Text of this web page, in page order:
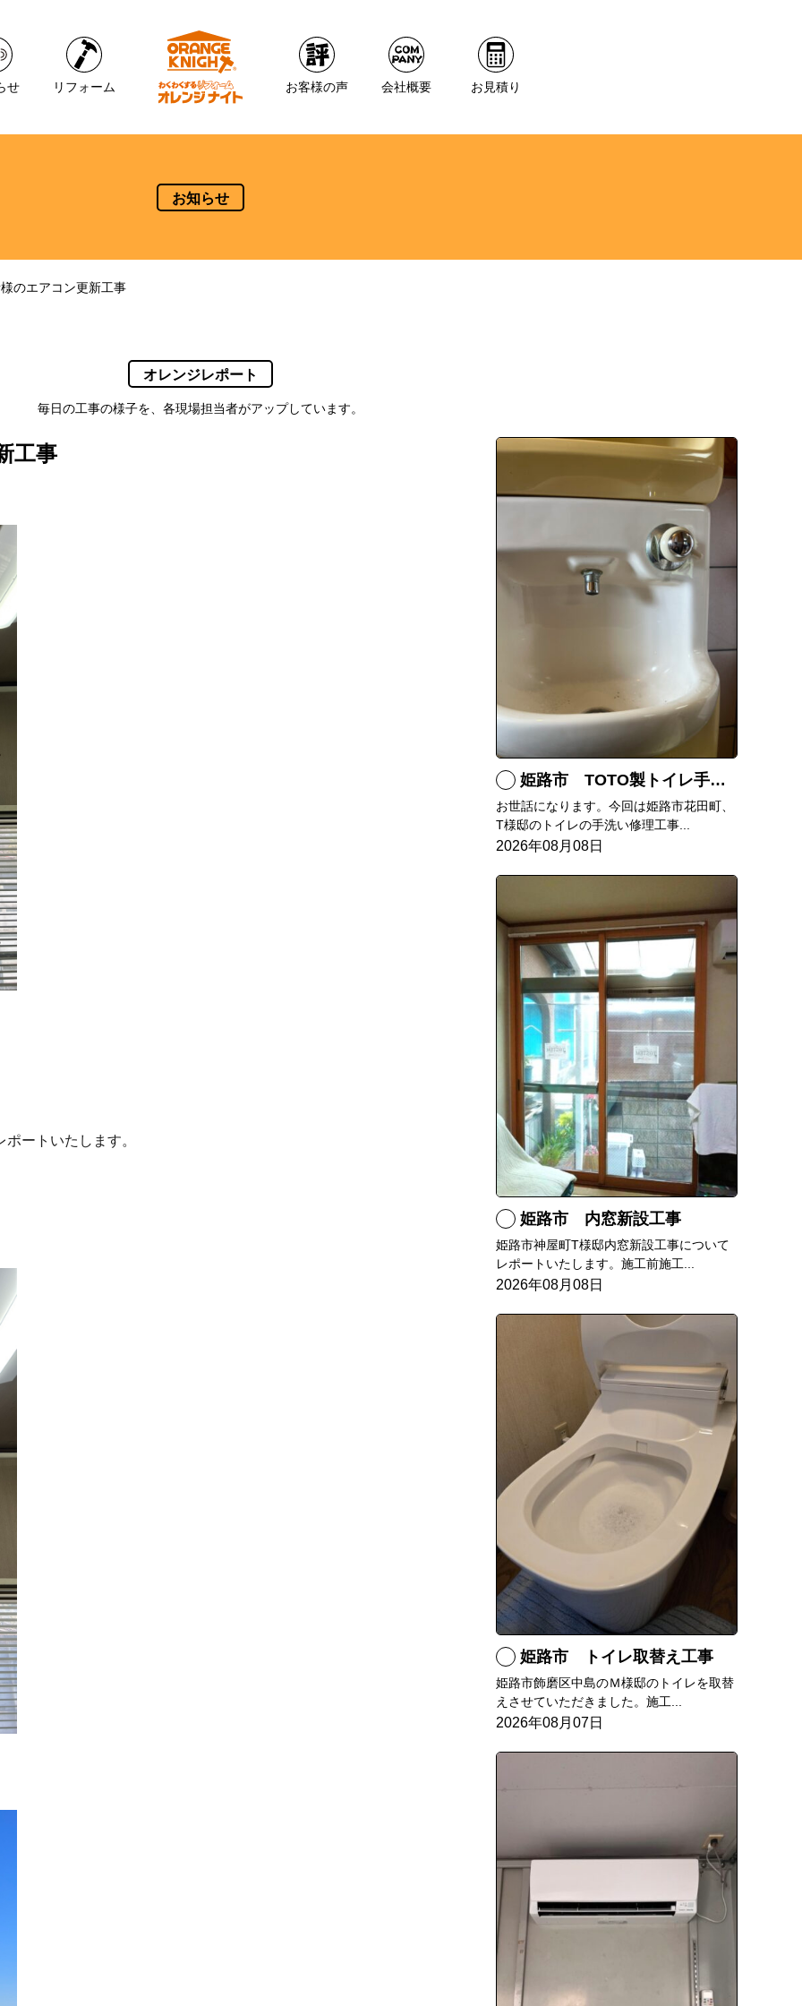
せ リフォーム お客様の声 会社概要 お見積り
お知らせ
のエアコン更新工事
オレンジレポート
毎日の工事の様子を、各現場担当者がアップしています。
工事
ートいたします。
姫路市 TOTO製トイレ手洗いの水漏れ修理
お世話になります。今回は姫路市花田町、
T様邸のトイレの手洗い修理工事...
2026年08月08日
姫路市 内窓新設工事
姫路市神屋町T様邸内窓新設工事について
レポートいたします。施工前施工...
2026年08月08日
姫路市 トイレ取替え工事
姫路市飾磨区中島のＭ様邸のトイレを取替
えさせていただきました。施工...
2026年08月07日